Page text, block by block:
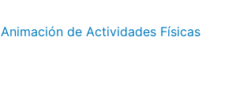
Animación de Actividades Físicas